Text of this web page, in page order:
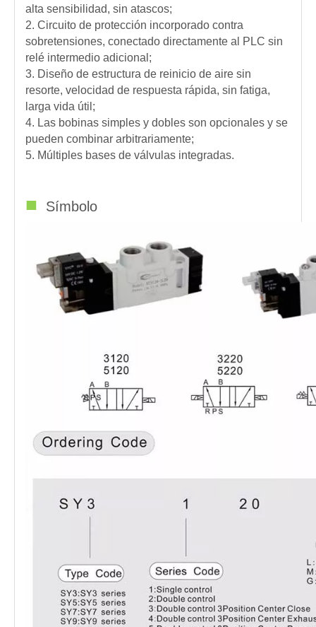
alta sensibilidad, sin atascos;
2. Circuito de protección incorporado contra
sobretensiones, conectado directamente al PLC sin
relé intermedio adicional;
3. Diseño de estructura de reinicio de aire sin
resorte, velocidad de respuesta rápida, sin fatiga,
larga vida útil;
4. Las bobinas simples y dobles son opcionales y se
pueden combinar arbitrariamente;
5. Múltiples bases de válvulas integradas.
■ Símbolo